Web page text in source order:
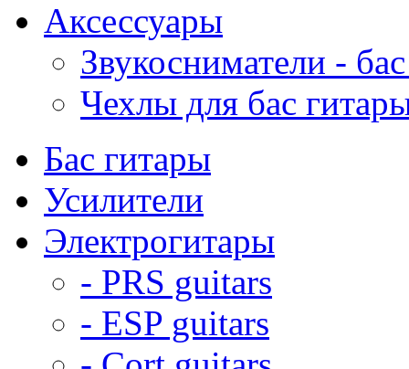
Аксессуары
Звукосниматели -
Чехлы для бас
Бас гитары
Усилители
Электрогитары
- PRS guitars
- ESP guitars